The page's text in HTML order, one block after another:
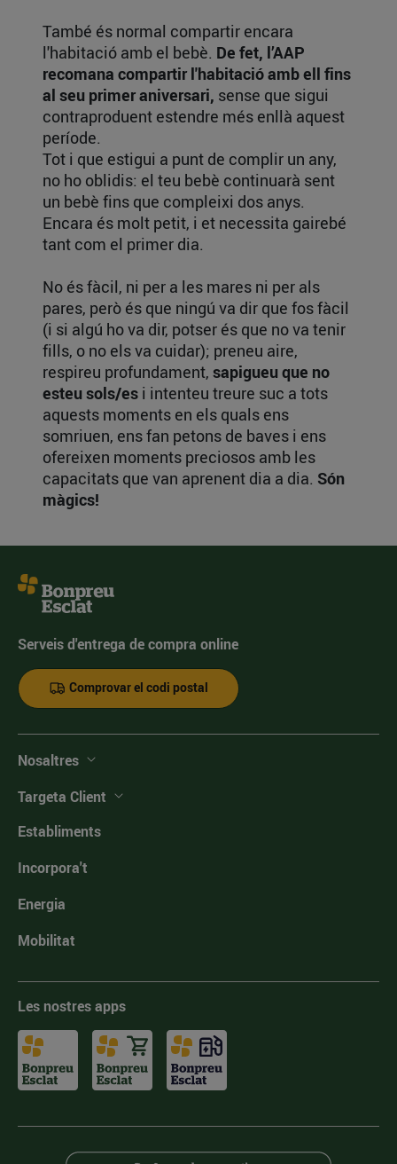
També és normal compartir encara
l'habitació amb el bebè. De fet, l’AAP
recomana compartir l'habitació amb ell fins
al seu primer aniversari, sense que sigui
contraproduent estendre més enllà aquest
període.
Tot i que estigui a punt de complir un any,
no ho oblidis: el teu bebè continuarà sent
un bebè fins que compleixi dos anys.
Encara és molt petit, i et necessita gairebé
tant com el primer dia.
No és fàcil, ni per a les mares ni per als
pares, però és que ningú va dir que fos fàcil
(i si algú ho va dir, potser és que no va tenir
fills, o no els va cuidar); preneu aire,
respireu profundament, sapigueu que no
esteu sols/es i intenteu treure suc a tots
aquests moments en els quals ens
somriuen, ens fan petons de baves i ens
ofereixen moments preciosos amb les
capacitats que van aprenent dia a dia. Són
màgics!
Serveis d'entrega de compra online
Comprovar el codi postal
Nosaltres
Targeta Client
Establiments
Incorpora't
Energia
Mobilitat
Les nostres apps